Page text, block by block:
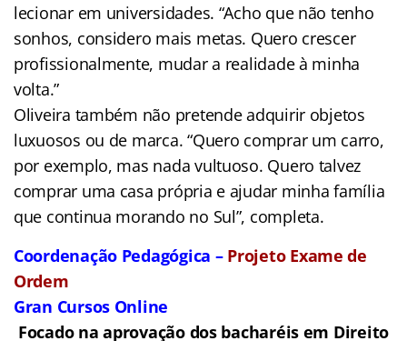
lecionar em universidades. “Acho que não tenho
sonhos, considero mais metas. Quero crescer
profissionalmente, mudar a realidade à minha
volta.”
Oliveira também não pretende adquirir objetos
luxuosos ou de marca. “Quero comprar um carro,
por exemplo, mas nada vultuoso. Quero talvez
comprar uma casa própria e ajudar minha família
que continua morando no Sul”, completa.
Coordenação Pedagógica – Projeto Exame de
Ordem
Gran Cursos Online
Focado na aprovação dos bacharéis em Direito